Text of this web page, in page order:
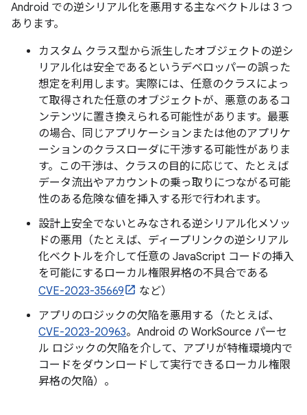
Android での逆シリアル化を悪用する主なベクトルは 3 つ
あります。
カスタム クラス型から派生したオブジェクトの逆シ
リアル化は安全であるというデベロッパーの誤った
想定を利用します。実際には、任意のクラスによっ
て取得された任意のオブジェクトが、悪意のあるコ
ンテンツに置き換えられる可能性があります。最悪
の場合、同じアプリケーションまたは他のアプリケ
ーションのクラスローダに干渉する可能性がありま
す。この干渉は、クラスの目的に応じて、たとえば
データ流出やアカウントの乗っ取りにつながる可能
性のある危険な値を挿入する形で行われます。
設計上安全でないとみなされる逆シリアル化メソッ
ドの悪用（たとえば、ディープリンクの逆シリアル
化ベクトルを介して任意の JavaScript コードの挿入
を可能にするローカル権限昇格の不具合である
CVE-2023-35669
など）
アプリのロジックの欠陥を悪用する（たとえば、
CVE-2023-20963。Android の WorkSource パーセ
ル ロジックの欠陥を介して、アプリが特権環境内で
コードをダウンロードして実行できるローカル権限
昇格の欠陥）。